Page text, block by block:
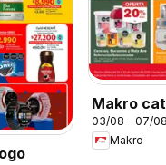
Makro
03/08 - 07/
Makro